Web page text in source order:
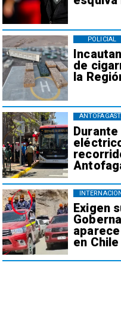
de
la
POLICIAL
Exigen
en Chile